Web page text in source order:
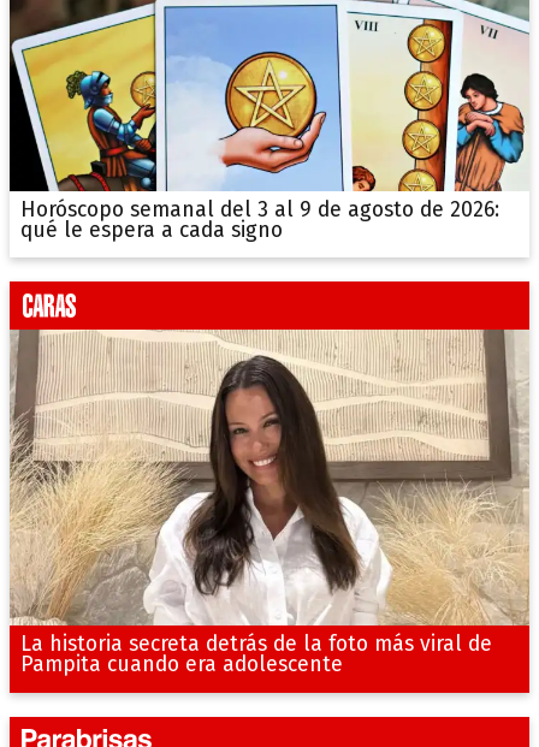
Horóscopo semanal del 3 al 9 de agosto de 2026:
qué le espera a cada signo
La historia secreta detrás de la foto más viral de
Pampita cuando era adolescente